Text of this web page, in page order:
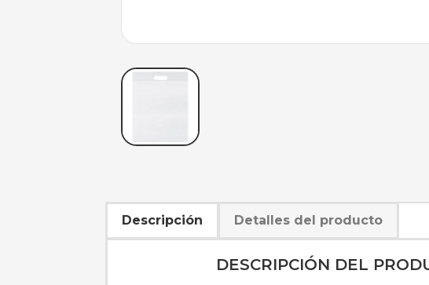
Descripción Detalles del producto
DESCRIPCIÓN DEL